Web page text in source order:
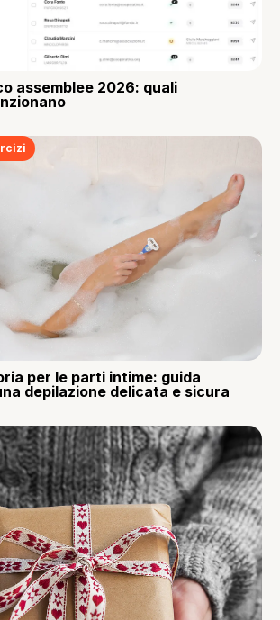
assemblee 2026: quali
per le parti intime: guida
depilazione delicata e sicura